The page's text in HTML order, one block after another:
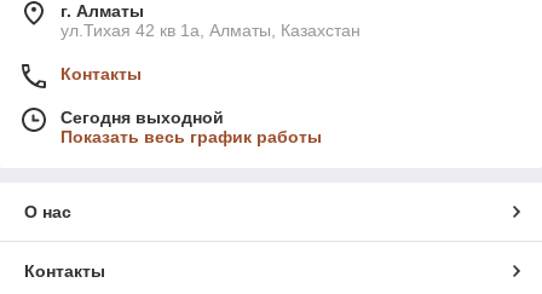
г. Алматы
ул.Тихая 42 кв 1a, Алматы, Казахстан
Контакты
Сегодня выходной
Показать весь график работы
О нас
Контакты